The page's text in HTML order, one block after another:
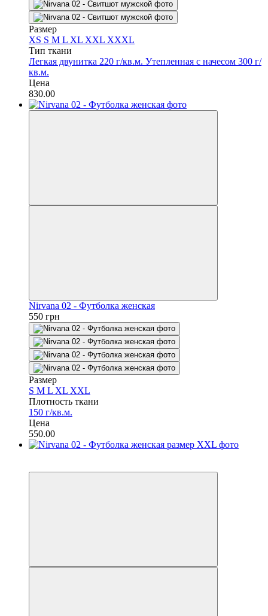
Размер
XS S M L XL XXL XXXL
Тип ткани
Легкая двунитка 220 г/кв.м. Утепленная с начесом 300 г/
кв.м.
Цена
830.00
Nirvana 02 - Футболка женская
550 грн
Размер
S M L XL XXL
Плотность ткани
150 г/кв.м.
Цена
550.00